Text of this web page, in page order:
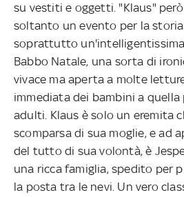
su vestiti e oggetti. "Klaus"
soltanto un evento per la
soprattutto
Babbo Natale, una sorta di
vivace ma aperta a molte
immediata dei bambini a quella
adulti. Klaus è solo un eremita
scomparsa di sua moglie, e ad
del tutto di sua volontà, è
una ricca famiglia, spedito per
la posta tra le nevi. Un vero